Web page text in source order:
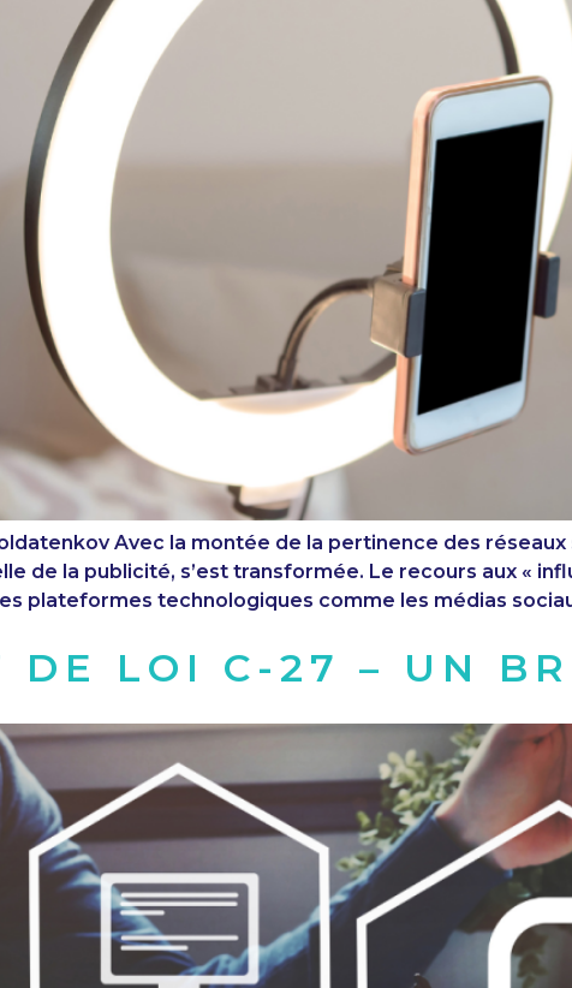
Avec la montée de la pertinence des
de la publicité, s’est transformée. Le recours aux «
plateformes technologiques comme les médias
DE LOI C-27 – UN